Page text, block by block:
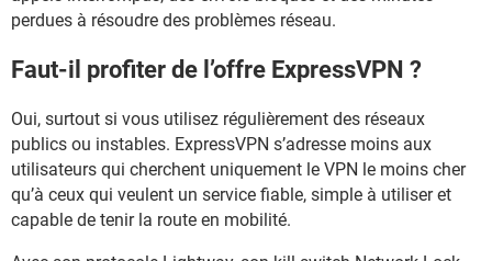
perdues à résoudre des problèmes réseau.
Faut-il profiter de l’offre ExpressVPN ?
Oui, surtout si vous utilisez régulièrement des réseaux
publics ou instables. ExpressVPN s’adresse moins aux
utilisateurs qui cherchent uniquement le VPN le moins cher
qu’à ceux qui veulent un service fiable, simple à utiliser et
capable de tenir la route en mobilité.